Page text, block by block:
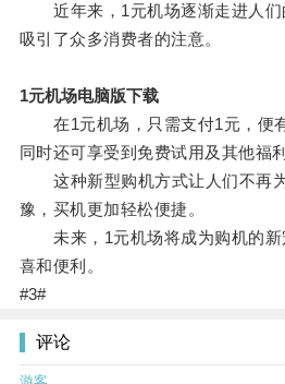
近年来，1元机场逐渐走进人们
吸引了众多消费者的注意。
1元机场电脑版下载
在1元机场，只需支付1元，便有
同时还可享受到免费试用及其他福利
这种新型购机方式让人们不再
豫，买机更加轻松便捷。
未来，1元机场将成为购机的新
喜和便利。
#3#
评论